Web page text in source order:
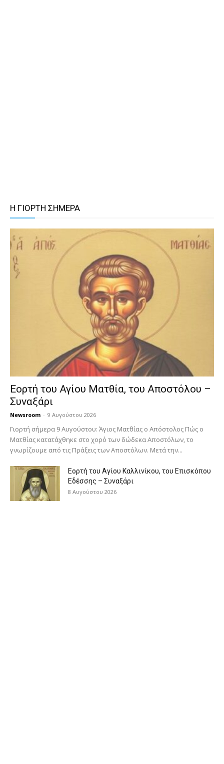
Η ΓΙΟΡΤΗ ΣΗΜΕΡΑ
Εορτή του Αγίου Ματθία, του Αποστόλου –
Συναξάρι
Newsroom - 9 Αυγούστου 2026
Γιορτή σήμερα 9 Αυγούστου: Άγιος Ματθίας ο Απόστολος Πώς ο
Ματθίας κατατάχθηκε στο χορό των δώδεκα Αποστόλων, το
γνωρίζουμε από τις Πράξεις των Αποστόλων. Μετά την...
Εορτή του Αγίου Καλλινίκου, του Επισκόπου
Εδέσσης – Συναξάρι
8 Αυγούστου 2026